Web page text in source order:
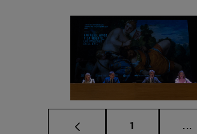
Página
1 ...